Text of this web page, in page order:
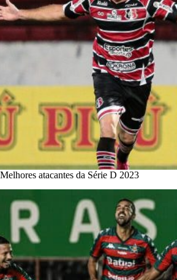
Melhores atacantes da Série D 2023